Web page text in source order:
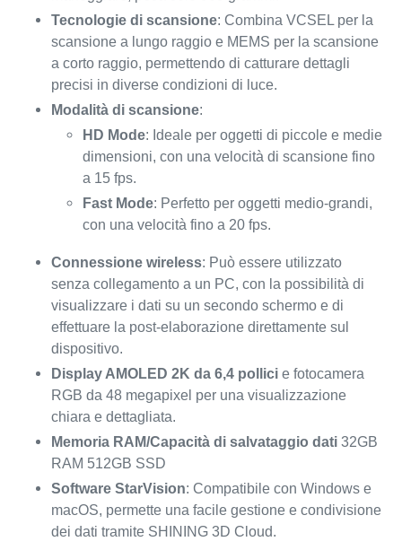
Tecnologie di scansione: Combina VCSEL per la
scansione a lungo raggio e MEMS per la scansione
a corto raggio, permettendo di catturare dettagli
precisi in diverse condizioni di luce.
Modalità di scansione:
HD Mode: Ideale per oggetti di piccole e medie
dimensioni, con una velocità di scansione fino
a 15 fps.
Fast Mode: Perfetto per oggetti medio-grandi,
con una velocità fino a 20 fps.
Connessione wireless: Può essere utilizzato
senza collegamento a un PC, con la possibilità di
visualizzare i dati su un secondo schermo e di
effettuare la post-elaborazione direttamente sul
dispositivo.
Display AMOLED 2K da 6,4 pollici e fotocamera
RGB da 48 megapixel per una visualizzazione
chiara e dettagliata.
Memoria RAM/Capacità di salvataggio dati 32GB
RAM 512GB SSD
Software StarVision: Compatibile con Windows e
macOS, permette una facile gestione e condivisione
dei dati tramite SHINING 3D Cloud.